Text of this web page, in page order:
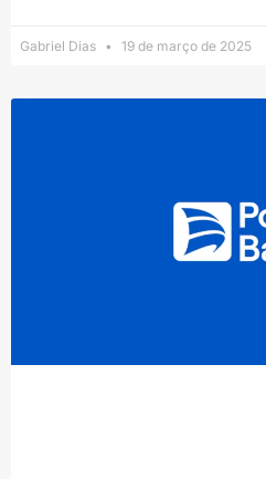
Gabriel Dias 19 de março de 2025